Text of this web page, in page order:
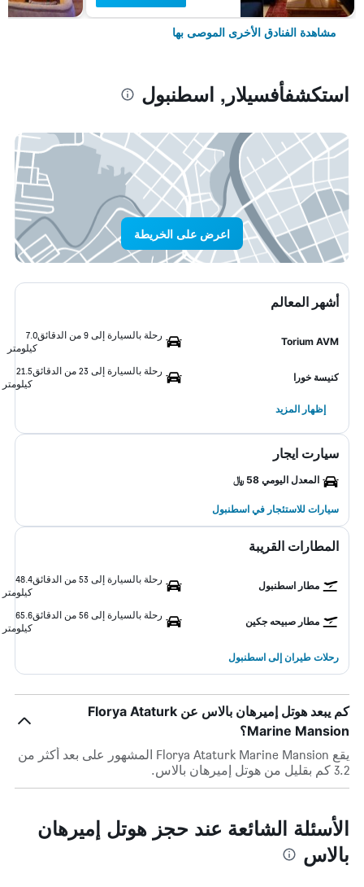
مشاهدة الفنادق الأخرى الموصى بها
استكشفأفسيلار, اسطنبول
اعرض على الخريطة
أشهر المعالم
Torium AVM
رحلة بالسيارة إلى 9 من الدقائق
7.0
كيلومتر
كنيسة خورا
رحلة بالسيارة إلى 23 من الدقائق
21.5
كيلومتر
إظهار المزيد
سيارت ايجار
المعدل اليومي 58 ﷼
سيارات للاستئجار في اسطنبول
المطارات القريبة
مطار اسطنبول
رحلة بالسيارة إلى 53 من الدقائق
48.4
كيلومتر
مطار صبيحه جكين
رحلة بالسيارة إلى 56 من الدقائق
65.6
كيلومتر
رحلات طيران إلى اسطنبول
كم يبعد هوتل إميرهان بالاس عن Florya Ataturk
Marine Mansion؟
يقع Florya Ataturk Marine Mansion المشهور على بعد أكثر من
3.2 كم بقليل من هوتل إميرهان بالاس.
الأسئلة الشائعة عند حجز هوتل إميرهان
بالاس